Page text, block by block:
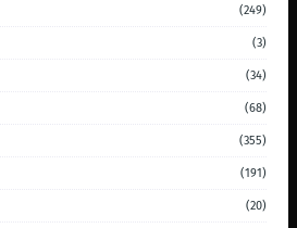
(249)
(3)
(34)
(68)
(355)
(191)
(20)